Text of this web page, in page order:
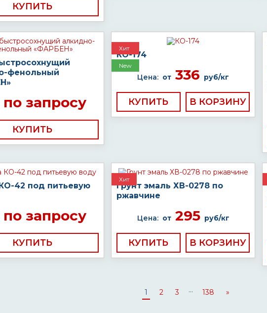
КУПИТЬ
фенольный
запросу
КУПИТЬ
Хит
New
КО-174
Цена: от 336 руб/кг
КУПИТЬ
42 под питьевую
запросу
КУПИТЬ
Хит
Грунт эмаль ХВ-0278 по
ржавчине
Цена: от295 руб/кг
КУПИТЬ
1 2 3 ... 138 »